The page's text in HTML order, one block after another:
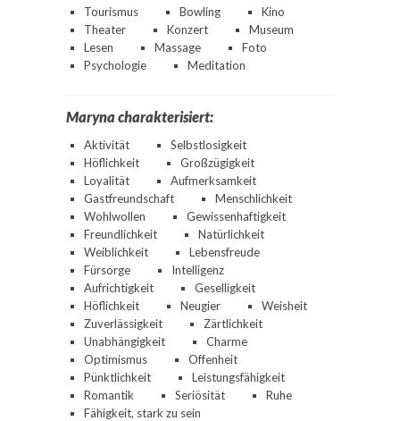
Tourismus
Bowling
Kino
Theater
Konzert
Museum
Lesen
Massage
Foto
Psychologie
Meditation
Maryna charakterisiert:
Aktivität
Selbstlosigkeit
Höflichkeit
Großzügigkeit
Loyalität
Aufmerksamkeit
Gastfreundschaft
Menschlichkeit
Wohlwollen
Gewissenhaftigkeit
Freundlichkeit
Natürlichkeit
Weiblichkeit
Lebensfreude
Fürsorge
Intelligenz
Aufrichtigkeit
Geselligkeit
Höflichkeit
Neugier
Weisheit
Zuverlässigkeit
Zärtlichkeit
Unabhängigkeit
Charme
Optimismus
Offenheit
Pünktlichkeit
Leistungsfähigkeit
Romantik
Seriösität
Ruhe
Fähigkeit, stark zu sein